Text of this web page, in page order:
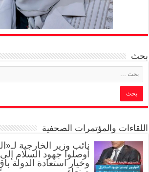
بحث
اللقاءات والمؤتمرات الصحفية
‏نائب وزير الخارجية
أوصلوا جهود السلام
وخيار استعادة الدولة